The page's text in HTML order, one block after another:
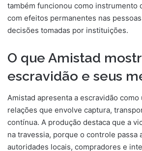
também funcionou como instrumento
com efeitos permanentes nas
decisões tomadas por instituições.
O que Amistad
escravidão e seus
Amistad apresenta a escravidão
relações que envolve captura,
contínua. A produção destaca que a
na travessia, porque o controle passa
autoridades locais, compradores e